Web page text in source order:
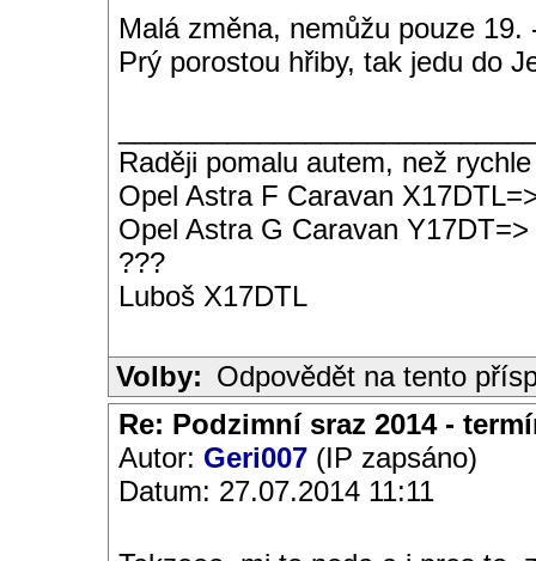
Malá změna, nemůžu pouze 19.
Prý porostou hřiby, tak jedu do
Raději pomalu autem, než
Opel Astra F Caravan
Opel Astra G Caravan Y17DT=>
???
Luboš X17DTL
Volby: Odpovědět na tento
Re: Podzimní sraz 2014 -
Autor: Geri007 (IP zapsáno)
Datum: 27.07.2014 11:11